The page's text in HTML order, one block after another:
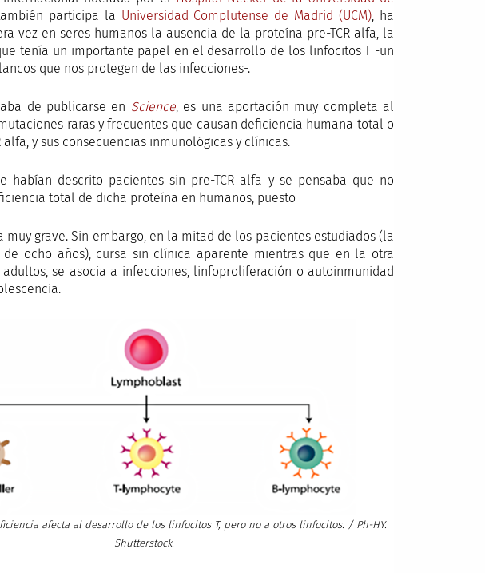
participa la Universidad Complutense de Madrid (UCM), ha
vez en seres humanos la ausencia de la proteína pre-TCR alfa, la
tenía un importante papel en el desarrollo de los linfocitos T -un
que nos protegen de las infecciones-.
de publicarse en Science, es una aportación muy completa al
raras y frecuentes que causan deficiencia humana total o
alfa, y sus consecuencias inmunológicas y clínicas.
habían descrito pacientes sin pre-TCR alfa y se pensaba que no
total de dicha proteína en humanos, puesto
muy grave. Sin embargo, en la mitad de los pacientes estudiados (la
de ocho años), cursa sin clínica aparente mientras que en la otra
se asocia a infecciones, linfoproliferación o autoinmunidad
afecta al desarrollo de los linfocitos T, pero no a otros linfocitos. / Ph-HY.
Shutterstock.